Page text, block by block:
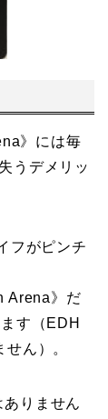
》には毎
うデメリッ
フがピンチ
Arena》だ
す（EDH
ん）。
りません